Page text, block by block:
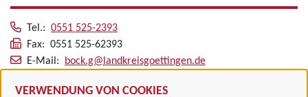
VERWENDUNG VON COOKIES
Tel.: 0551 525-2393
Fax: 0551 525-62393
E-Mail:
bock.g@landkreisgoettingen.de
Alle zugeordneten Einrichtungen